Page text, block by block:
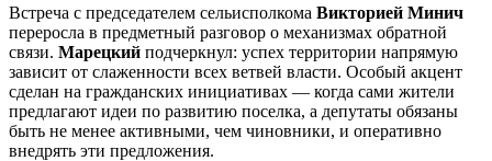
Встреча с председателем сельисполкома Викторией Минич
переросла в предметный разговор о механизмах обратной
связи. Марецкий подчеркнул: успех территории напрямую
зависит от слаженности всех ветвей власти. Особый акцент
сделан на гражданских инициативах — когда сами жители
предлагают идеи по развитию поселка, а депутаты обязаны
быть не менее активными, чем чиновники, и оперативно
внедрять эти предложения.